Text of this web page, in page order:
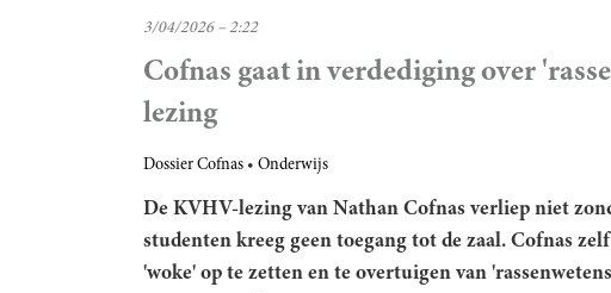
3/04/2026 – 2:22
Cofnas gaat in verdediging over
lezing
Dossier Cofnas Onderwijs
De KVHV-lezing van Nathan Cofnas verliep niet
studenten kreeg geen toegang tot de zaal. Cofnas
'woke' op te zetten en te overtuigen van